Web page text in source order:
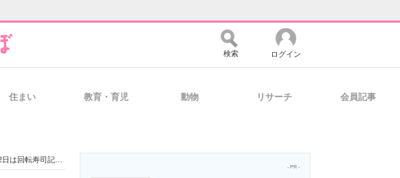
検索 ログイン
住まい 教育・育児 動物 リサーチ 会員記事
寿司記念日！】
- PR -